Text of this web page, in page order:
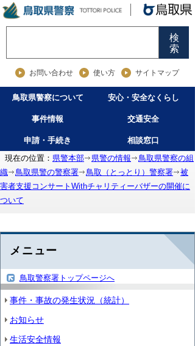
検
索
お問い合わせ 使い方 サイトマップ
鳥取県警察について 安心・安全なくらし
事件情報 交通安全
申請・手続き
相談窓口
現在の位置： 県警本部 県警の情報
鳥取県警察の組
織
鳥取県警の警察署 鳥取（とっとり）警察署
被
害者支援コンサートWithチャリティーバザーの開催に
ついて
メニュー
鳥取警察署トップページへ
事件・事故の発生状況（統計）
お知らせ
生活安全情報